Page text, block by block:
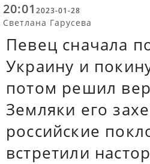
20:01 2023-01-28
Светлана Гарусева
Певец сначала
Украину и
потом решил
Земляки его
российские
встретили